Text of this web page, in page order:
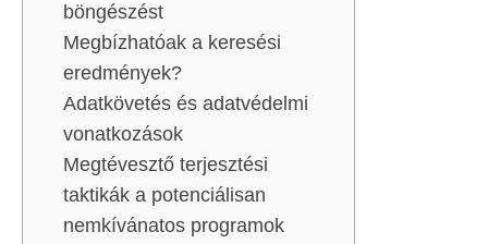
böngészést
Megbízhatóak a keresési
eredmények?
Adatkövetés és adatvédelmi
vonatkozások
Megtévesztő terjesztési
taktikák a potenciálisan
nemkívánatos programok